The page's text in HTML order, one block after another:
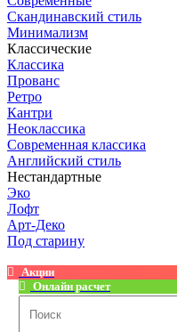
Скандинавский стиль
Минимализм
Классические
Классика
Прованс
Ретро
Кантри
Неоклассика
Современная классика
Английский стиль
Нестандартные
Эко
Лофт
Арт-Деко
Под старину
Акции
Онлайн расчет